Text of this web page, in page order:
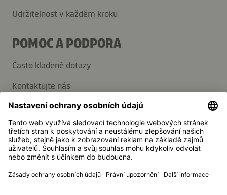
Udržitelnost v každém kroku
POMOC A PODPORA
Často kladené dotazy
Kontaktujte nás
Přihlaste se k odběru novinek
Média
Kikkoman je registrovaná ochranná známka společnosti
Kikkoman Corporation, Japonsko.